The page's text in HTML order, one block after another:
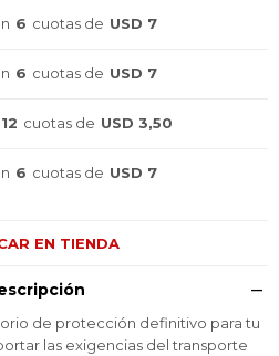
6 cuotas de USD 7
6 cuotas de USD 7
12 cuotas de USD 3,50
6 cuotas de USD 7
EN TIENDA
de protección definitivo para tu
las exigencias del transporte
forma más ágil de
sin recargo o hasta en
con tu cédula!
crediticia.
forma más ágil de
sin recargo o hasta en
con tu cédula!
crediticia.
forma más ágil de
sin recargo o hasta en
con tu cédula!
crediticia.